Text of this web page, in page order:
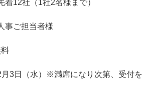
社（1社2名様まで）
ご担当者様
3日（水）※満席になり次第、受付を